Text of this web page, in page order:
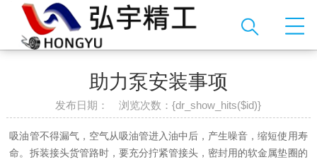
助力泵安装事项
发布日期： 浏览次数：{dr_show_hits($id)}
吸油管不得漏气，空气从吸油管进入油中后，产生噪音，缩短使用寿
命。拆装接头货管路时，要充分拧紧管接头，密封用的软金属垫圈的